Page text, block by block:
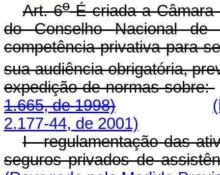
Art. 6oÉ criada a Câmara
do Conselho Nacional de
competência privativa para
sua audiência obrigatória,
expedição de normas sobre:
1.665, de 1998)
2.177-44, de 2001)
I - regulamentação das
seguros privados de